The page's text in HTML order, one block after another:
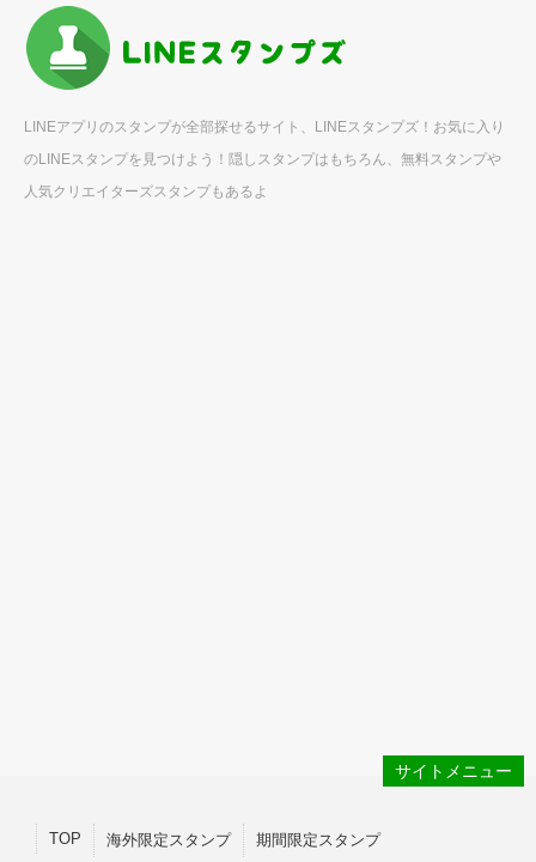
LINEアプリのスタンプが全部探せるサイト、LINEスタンプズ！お気に入り
のLINEスタンプを見つけよう！隠しスタンプはもちろん、無料スタンプや
人気クリエイターズスタンプもあるよ
サイトメニュー
TOP 海外限定スタンプ 期間限定スタンプ